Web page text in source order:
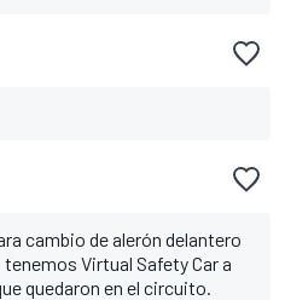
cambio de alerón delantero
Virtual Safety Car a
quedaron en el circuito.